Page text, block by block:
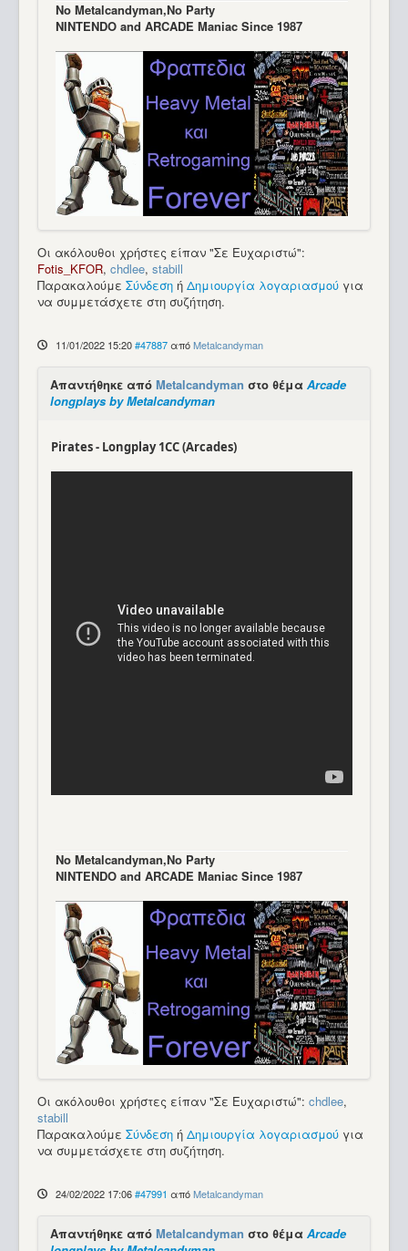
Νo Μetalcandyman,No Party
NINTENDO and ARCADE Maniac Since 1987
Οι ακόλουθοι χρήστες είπαν "Σε Ευχαριστώ":
Fotis_KFOR, chdlee, stabill
Παρακαλούμε Σύνδεση ή Δημιουργία λογαριασμού για
να συμμετάσχετε στη συζήτηση.
11/01/2022 15:20 #47887 απόMetalcandyman
Απαντήθηκε από Metalcandyman στο θέμα Arcade
longplays by Metalcandyman
Pirates - Longplay 1CC (Arcades)
Νo Μetalcandyman,No Party
NINTENDO and ARCADE Maniac Since 1987
Οι ακόλουθοι χρήστες είπαν "Σε Ευχαριστώ": chdlee,
stabill
Παρακαλούμε Σύνδεση ή Δημιουργία λογαριασμού για
να συμμετάσχετε στη συζήτηση.
24/02/2022 17:06 #47991 απόMetalcandyman
Απαντήθηκε από Metalcandyman στο θέμα Arcade